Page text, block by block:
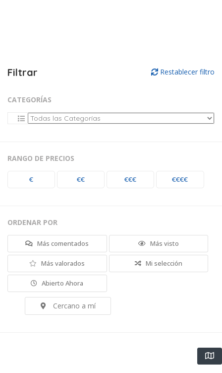
Filtrar Restablecer filtro
CATEGORÍAS
RANGO DE PRECIOS
€ €€ €€€ €€€€
ORDENAR POR
Más comentados Más visto
Más valorados Mi selección
Abierto Ahora
Cercano a mí